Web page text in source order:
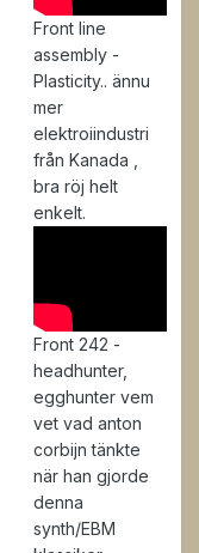
Front line
assembly -
Plasticity.. ännu
mer
elektroiindustri
från Kanada ,
bra röj helt
enkelt.
Front 242 -
headhunter,
egghunter vem
vet vad anton
corbijn tänkte
när han gjorde
denna
synth/EBM